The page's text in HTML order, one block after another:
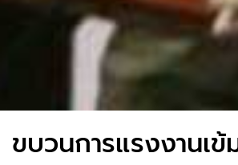
ขบวนการแรงงานเ